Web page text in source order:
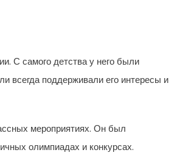
С самого детства у него были
всегда поддерживали его интересы и
мероприятиях. Он был
олимпиадах и конкурсах.